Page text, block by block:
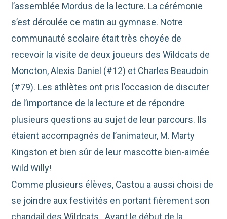
l’assemblée Mordus de la lecture. La cérémonie
s’est déroulée ce matin au gymnase. Notre
communauté scolaire était très choyée de
recevoir la visite de deux joueurs des Wildcats de
Moncton, Alexis Daniel (#12) et Charles Beaudoin
(#79). Les athlètes ont pris l’occasion de discuter
de l’importance de la lecture et de répondre
plusieurs questions au sujet de leur parcours. Ils
étaient accompagnés de l’animateur, M. Marty
Kingston et bien sûr de leur mascotte bien-aimée
Wild Willy!
Comme plusieurs élèves, Castou a aussi choisi de
se joindre aux festivités en portant fièrement son